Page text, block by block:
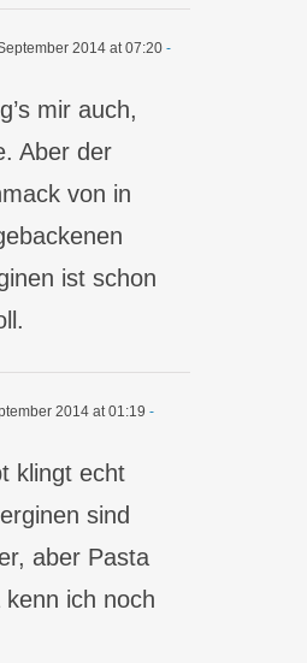
2014 at 07:20 -
mir auch,
Aber der
von in
ist schon
2014 at 01:19 -
klingt echt
sind
aber Pasta
kenn ich noch